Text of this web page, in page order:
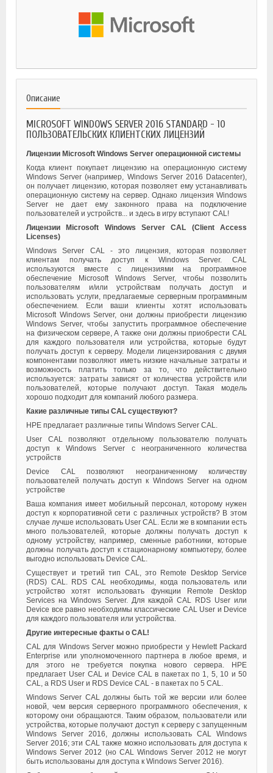
Описание
MICROSOFT WINDOWS SERVER 2016 STANDARD - 10
ПОЛЬЗОВАТЕЛЬСКИХ КЛИЕНТСКИХ ЛИЦЕНЗИЙ
Лицензии Microsoft Windows Server операционной системы
Когда клиент покупает лицензию на операционную систему
Windows Server (например, Windows Server 2016 Datacenter),
он получает лицензию, которая позволяет ему устанавливать
операционную систему на сервер. Однако лицензия Windows
Server не дает ему законного права на подключение
пользователей и устройств... и здесь в игру вступают CAL!
Лицензии Microsoft Windows Server CAL (Client Access
Licenses)
Windows Server CAL - это лицензия, которая позволяет
клиентам получать доступ к Windows Server. CAL
используются вместе с лицензиями на программное
обеспечение Microsoft Windows Server, чтобы позволить
пользователям и/или устройствам получать доступ и
использовать услуги, предлагаемые серверным программным
обеспечением. Если ваши клиенты хотят использовать
Microsoft Windows Server, они должны приобрести лицензию
Windows Server, чтобы запустить программное обеспечение
на физическом сервере, А также они должны приобрести CAL
для каждого пользователя или устройства, которые будут
получать доступ к серверу. Модели лицензирования с двумя
компонентами позволяют иметь низкие начальные затраты и
возможность платить только за то, что действительно
используется: затраты зависят от количества устройств или
пользователей, которые получают доступ. Такая модель
хорошо подходит для компаний любого размера.
Какие различные типы CAL существуют?
HPE предлагает различные типы Windows Server CAL.
User CAL позволяют отдельному пользователю получать
доступ к Windows Server с неограниченного количества
устройств
Device CAL позволяют неограниченному количеству
пользователей получать доступ к Windows Server на одном
устройстве
Ваша компания имеет мобильный персонал, которому нужен
доступ к корпоративной сети с различных устройств? В этом
случае лучше использовать User CAL. Если же в компании есть
много пользователей, которые должны получать доступ к
одному устройству, например, сменные работники, которые
должны получать доступ к стационарному компьютеру, более
выгодно использовать Device CAL.
Существует и третий тип CAL, это Remote Desktop Service
(RDS) CAL. RDS CAL необходимы, когда пользователь или
устройство хотят использовать функции Remote Desktop
Services на Windows Server. Для каждой CAL RDS User или
Device все равно необходимы классические CAL User и Device
для каждого пользователя или устройства.
Другие интересные факты о CAL!
CAL для Windows Server можно приобрести у Hewlett Packard
Enterprise или уполномоченного партнера в любое время, и
для этого не требуется покупка нового сервера. HPE
предлагает User CAL и Device CAL в пакетах по 1, 5, 10 и 50
CAL, а RDS User и RDS Device CAL - в пакетах по 5 CAL.
Windows Server CAL должны быть той же версии или более
новой, чем версия серверного программного обеспечения, к
которому они обращаются. Таким образом, пользователи или
устройства, которые получают доступ к серверу с запущенным
Windows Server 2016, должны использовать CAL Windows
Server 2016; эти CAL также можно использовать для доступа к
Windows Server 2012 (но CAL Windows Server 2012 не могут
быть использованы для доступа к Windows Server 2016).